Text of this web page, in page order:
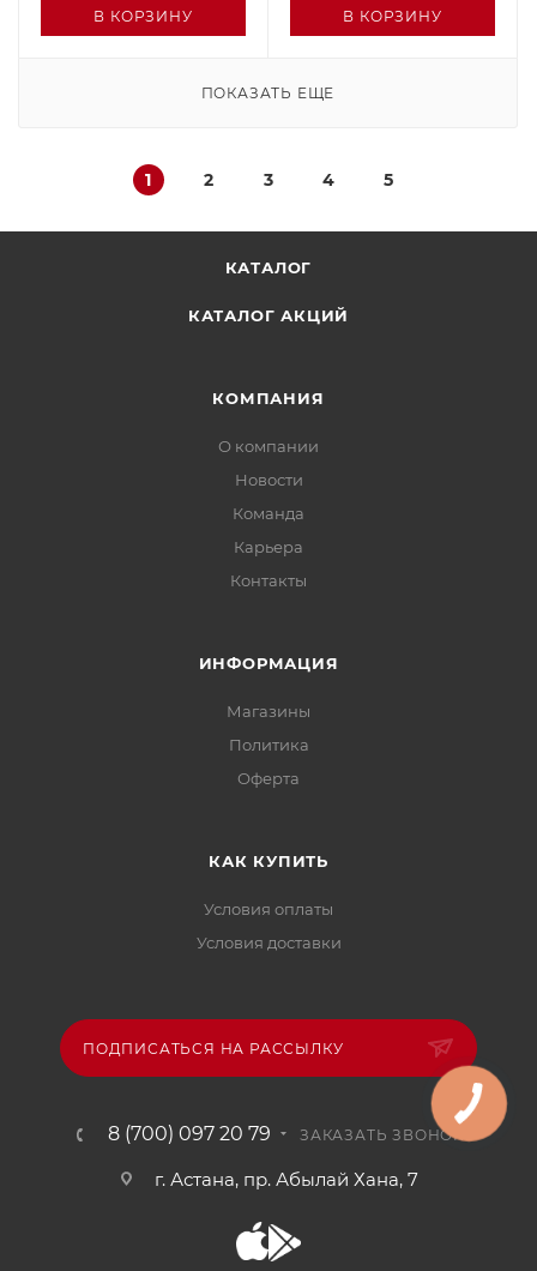
В КОРЗИНУ В КОРЗИНУ
ПОКАЗАТЬ ЕЩЕ
1 2 3 4 5
КАТАЛОГ
КАТАЛОГ АКЦИЙ
КОМПАНИЯ
О компании
Новости
Команда
Карьера
Контакты
ИНФОРМАЦИЯ
Магазины
Политика
Офертa
КАК КУПИТЬ
Условия оплаты
Условия доставки
ПОДПИСАТЬСЯ НА РАССЫЛКУ
8 (700) 097 20 79 ЗАКАЗАТЬ ЗВОНОК
г. Астана, пр. Абылай Хана, 7